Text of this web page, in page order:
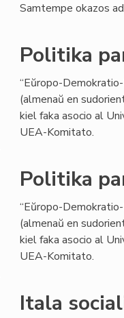
Samtempe okazos
Politika
“Eŭropo-
(almenaŭ en
kiel faka asocio al
UEA-Komitato.
Politika
“Eŭropo-
(almenaŭ en
kiel faka asocio al
UEA-Komitato.
Itala